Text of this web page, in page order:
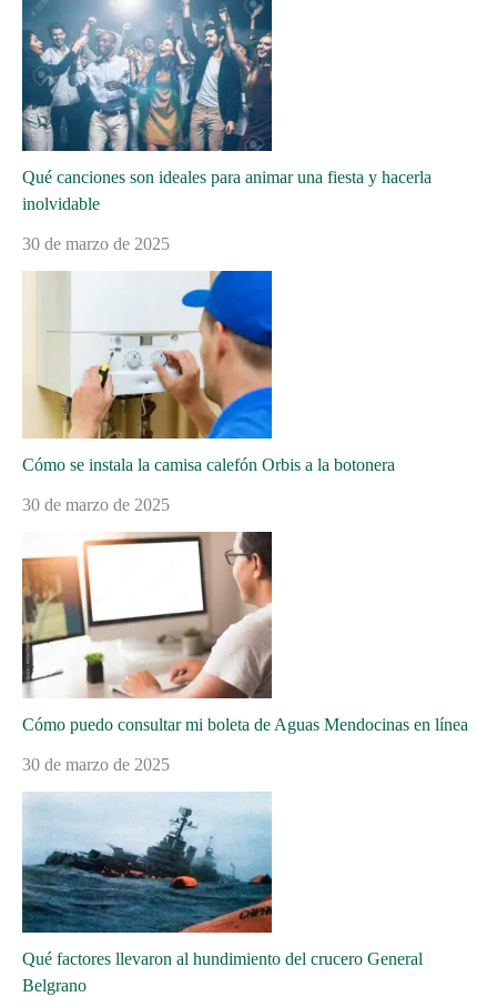
Qué canciones son ideales para animar una fiesta y hacerla
inolvidable
30 de marzo de 2025
Cómo se instala la camisa calefón Orbis a la botonera
30 de marzo de 2025
Cómo puedo consultar mi boleta de Aguas Mendocinas en línea
30 de marzo de 2025
Qué factores llevaron al hundimiento del crucero General
Belgrano